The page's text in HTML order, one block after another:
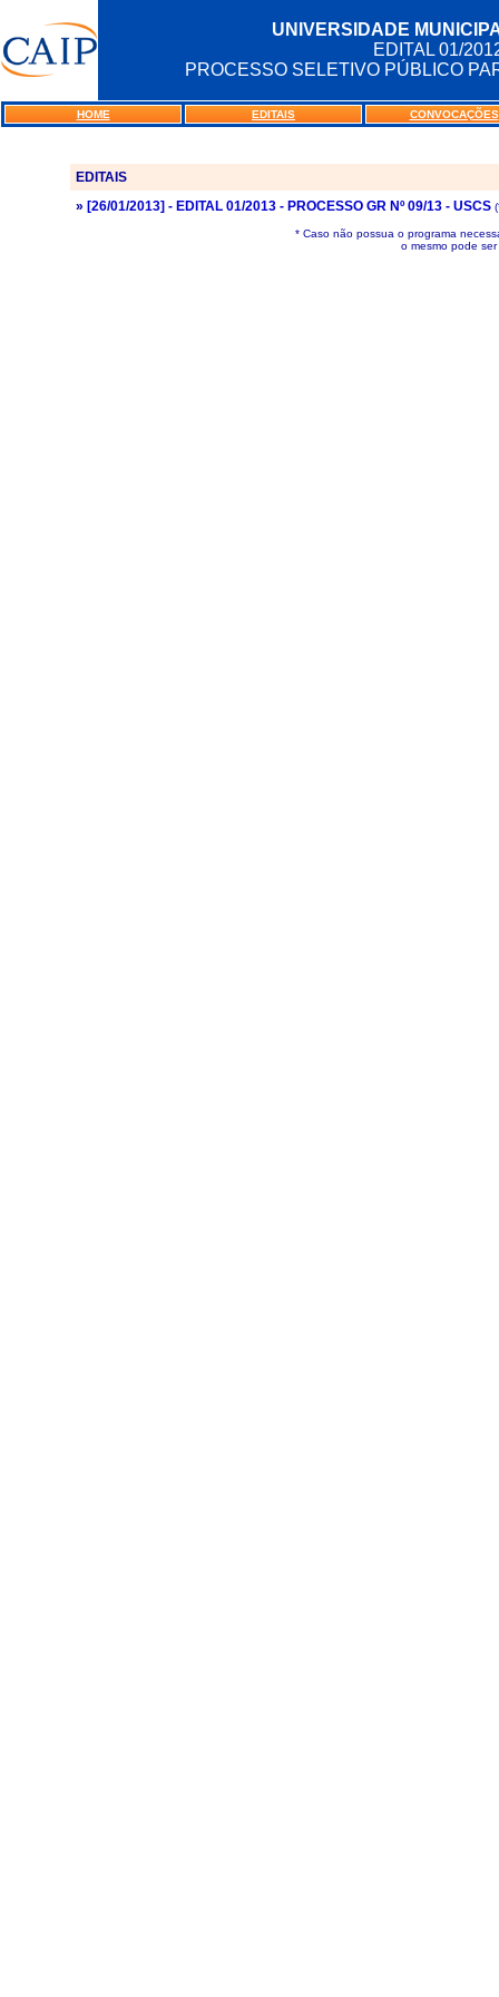
UNIVERSIDADE
EDITAL 01/
PROCESSO SELETIVO PÚBLICO
HOME EDITAIS CONVOCAÇÕES
EDITAIS
» [26/01/2013] - EDITAL 01/2013 - PROCESSO GR Nº 09/13 - USCS
* Caso não possua o programa
o mesmo pode